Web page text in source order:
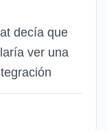
decía que
ver una